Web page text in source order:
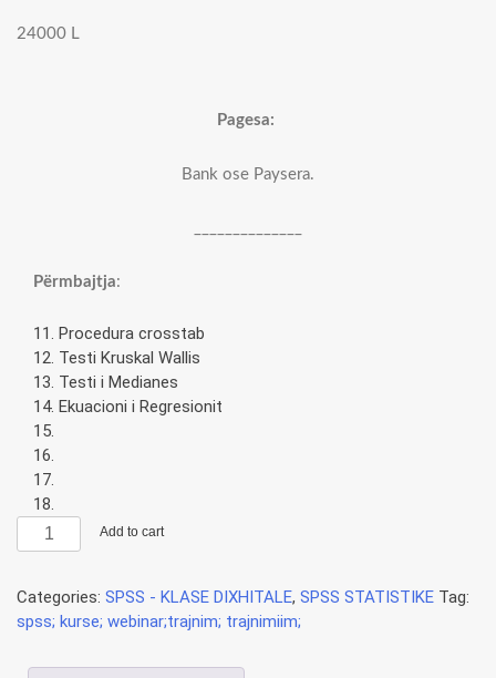
24000 L
Pagesa:
Bank ose Paysera.
Përmbajtja:
11. Procedura crosstab
12. Testi Kruskal Wallis
13. Testi i Medianes
14. Ekuacioni i Regresionit
15.
16.
17.
18.
SPSS,Klase
Dixhitale-
Mesatar
quantity
Add to cart
Categories: SPSS - KLASE DIXHITALE, SPSS STATISTIKE Tag:
spss; kurse; webinar;trajnim; trajnimiim;